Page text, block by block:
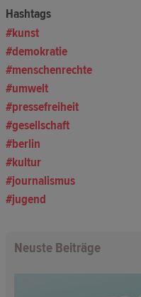
Hashtags
kunst
demokratie
menschenrechte
umwelt
pressefreiheit
gesellschaft
berlin
kultur
journalismus
jugend
Neuste Beiträge